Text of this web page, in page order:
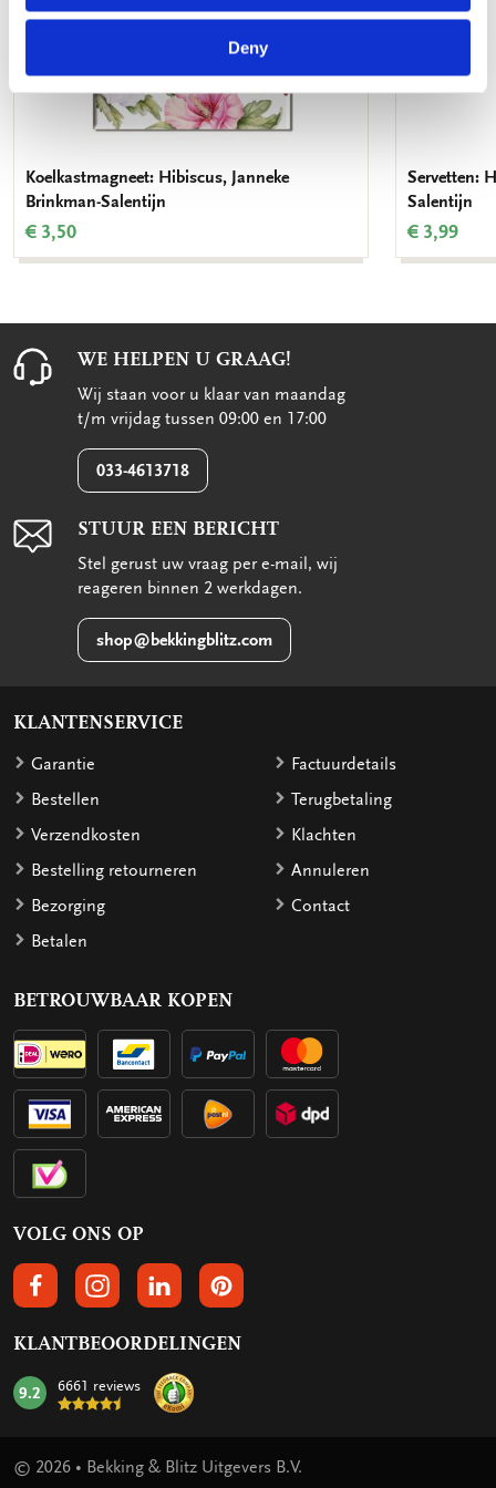
Deny
Koelkastmagneet: Hibiscus, Janneke
Brinkman-Salentijn
€ 3,50
Servetten:
Salentijn
€ 3,99
WE HELPEN U GRAAG!
Wij staan voor u klaar van maandag
t/m vrijdag tussen 09:00 en 17:00
033-4613718
STUUR EEN BERICHT
Stel gerust uw vraag per e-mail, wij
reageren binnen 2 werkdagen.
shop@bekkingblitz.com
KLANTENSERVICE
Garantie
Bestellen
Verzendkosten
Bestelling retourneren
Bezorging
Betalen
Factuurdetails
Terugbetaling
Klachten
Annuleren
Contact
BETROUWBAAR KOPEN
VOLG ONS OP
VOLGS ONS OP FACEBOOK
VOLG ONS OP INSTAGRAM
VOLG ONS OP LINKEDIN
VOLG ONS OP PINTEREST
KLANTBEOORDELINGEN
mark:
9.2 6661 reviews
© 2026 • Bekking & Blitz Uitgevers B.V.